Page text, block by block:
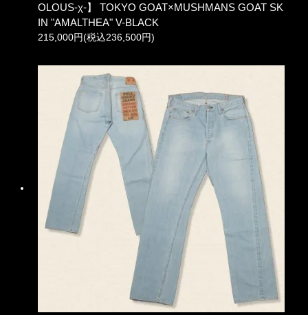
OLOUS-χ-】 TOKYO GOAT×MUSHMANS GOAT SK
IN "AMALTHEA" V-BLACK
215,000円(税込236,500円)